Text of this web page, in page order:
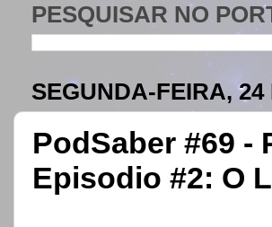
PESQUISAR NO
SEGUNDA-FEIRA,
PodSaber #69 -
Episodio #2: O